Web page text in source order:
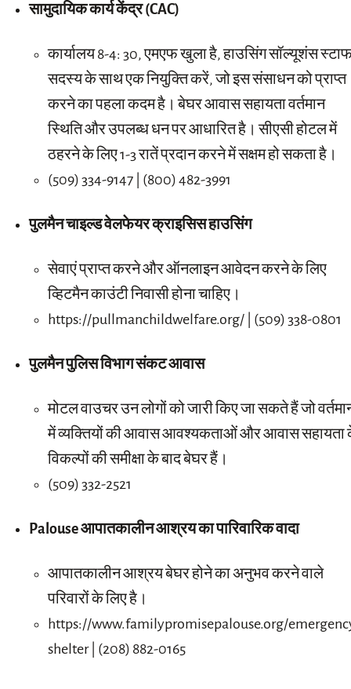
सामुदायिक कार्य केंद्र (CAC)
कार्यालय 8-4: 30, एमएफ खुला है, हाउसिंग सॉल्यूशंस
सदस्य के साथ एक नियुक्ति करें, जो इस संसाधन को प्राप्त
करने का पहला कदम है। बेघर आवास सहायता वर्तमान
स्थिति और उपलब्ध धन पर आधारित है। सीएसी होटल में
ठहरने के लिए 1-3 रातें प्रदान करने में सक्षम हो सकता है।
(509) 334-9147 | (800) 482-3991
पुलमैन चाइल्ड वेलफेयर क्राइसिस हाउसिंग
सेवाएं प्राप्त करने और ऑनलाइन आवेदन करने के लिए
व्हिटमैन काउंटी निवासी होना चाहिए।
https://pullmanchildwelfare.org/ | (509) 338-0801
पुलमैन पुलिस विभाग संकट आवास
मोटल वाउचर उन लोगों को जारी किए जा सकते हैं जो
में व्यक्तियों की आवास आवश्यकताओं और आवास सहायता
विकल्पों की समीक्षा के बाद बेघर हैं।
(509) 332-2521
Palouse आपातकालीन आश्रय का पारिवारिक वादा
आपातकालीन आश्रय बेघर होने का अनुभव करने वाले
परिवारों के लिए है।
https://www.familypromisepalouse.org/
shelter | (208) 882-0165